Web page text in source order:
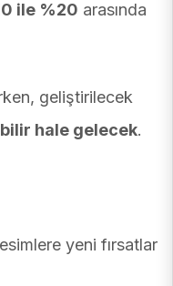
ile %20 arasında
geliştirilecek
hale gelecek.
yeni fırsatlar